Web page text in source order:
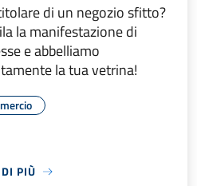
di un negozio sfitto?
la manifestazione di
e abbelliamo
la tua vetrina!
PIÙ